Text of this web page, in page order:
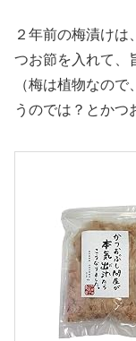
２年前の梅漬け
つお節を入れて、
（梅は植物なの
うのでは？とかつ